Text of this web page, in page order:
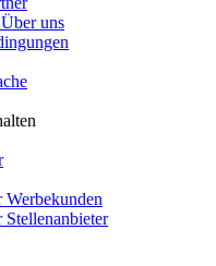
uns